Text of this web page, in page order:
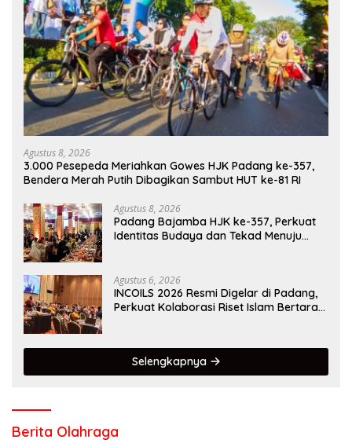
Agustus 8, 2026
3.000 Pesepeda Meriahkan Gowes HJK Padang ke-357,
Bendera Merah Putih Dibagikan Sambut HUT ke-81 RI
Agustus 8, 2026
Padang Bajamba HJK ke-357, Perkuat
Identitas Budaya dan Tekad Menuju
Agustus 6, 2026
INCOILS 2026 Resmi Digelar di Padang,
Perkuat Kolaborasi Riset Islam Bertaraf
Selengkapnya
Berita Olahraga